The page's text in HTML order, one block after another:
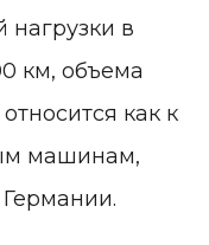
нагрузки в
км, объема
как к
машинам,